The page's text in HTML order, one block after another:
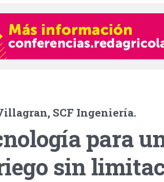
SCF Ingeniería.
para
sin